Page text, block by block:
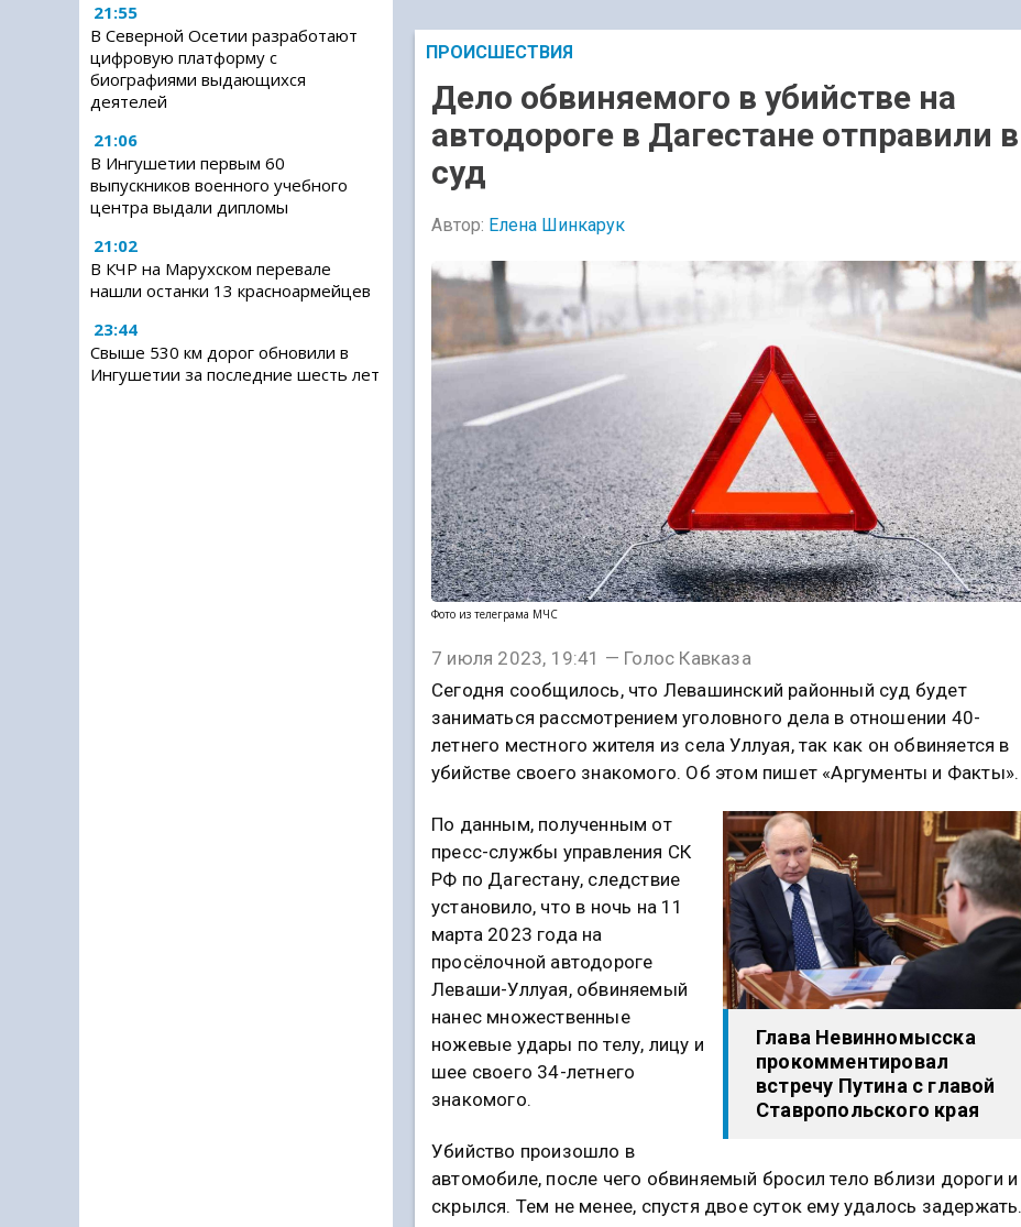
21:55
В Северной Осетии разработают
цифровую платформу с
биографиями выдающихся
деятелей
21:06
В Ингушетии первым 60
выпускников военного учебного
центра выдали дипломы
21:02
В КЧР на Марухском перевале
нашли останки 13 красноармейцев
23:44
Свыше 530 км дорог обновили в
Ингушетии за последние шесть лет
ПРОИСШЕСТВИЯ
Дело обвиняемого в убийстве на
автодороге в Дагестане отправили в
суд
Автор: Елена Шинкарук
Фото из телеграма МЧС
7 июля 2023, 19:41 — Голос Кавказа
Сегодня сообщилось, что Левашинский районный суд будет
заниматься рассмотрением уголовного дела в отношении 40-
летнего местного жителя из села Уллуая, так как он обвиняется в
убийстве своего знакомого. Об этом пишет «Аргументы и Факты».
Глава Невинномысска
прокомментировал
встречу Путина с главой
Ставропольского края
По данным, полученным от
пресс-службы управления СК
РФ по Дагестану, следствие
установило, что в ночь на 11
марта 2023 года на
просёлочной автодороге
Леваши-Уллуая, обвиняемый
нанес множественные
ножевые удары по телу, лицу и
шее своего 34-летнего
знакомого.
Убийство произошло в
автомобиле, после чего обвиняемый бросил тело вблизи дороги и
скрылся. Тем не менее, спустя двое суток ему удалось задержать.